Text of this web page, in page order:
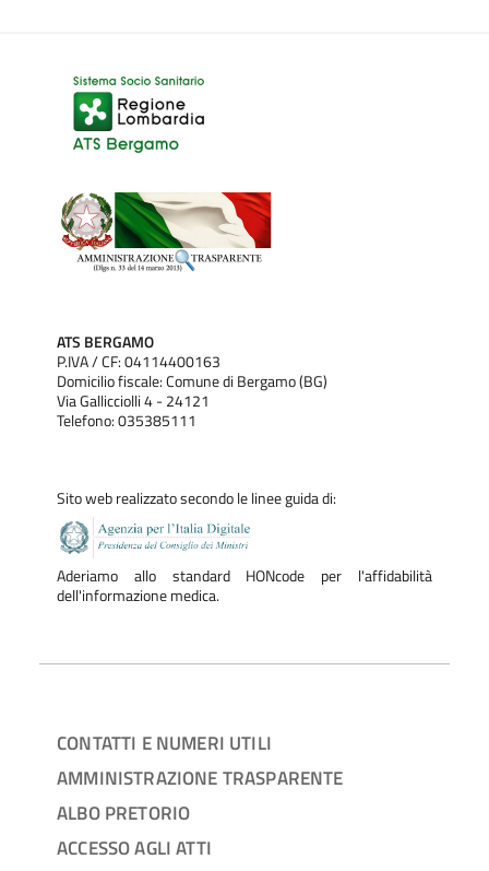
ATS BERGAMO
P.IVA / CF: 04114400163
Domicilio fiscale: Comune di Bergamo (BG)
Via Gallicciolli 4 - 24121
Telefono: 035385111
Sito web realizzato secondo le linee guida di:
Aderiamo allo standard HONcode per l'affidabilità
dell'informazione medica.
CONTATTI E NUMERI UTILI
AMMINISTRAZIONE TRASPARENTE
ALBO PRETORIO
ACCESSO AGLI ATTI